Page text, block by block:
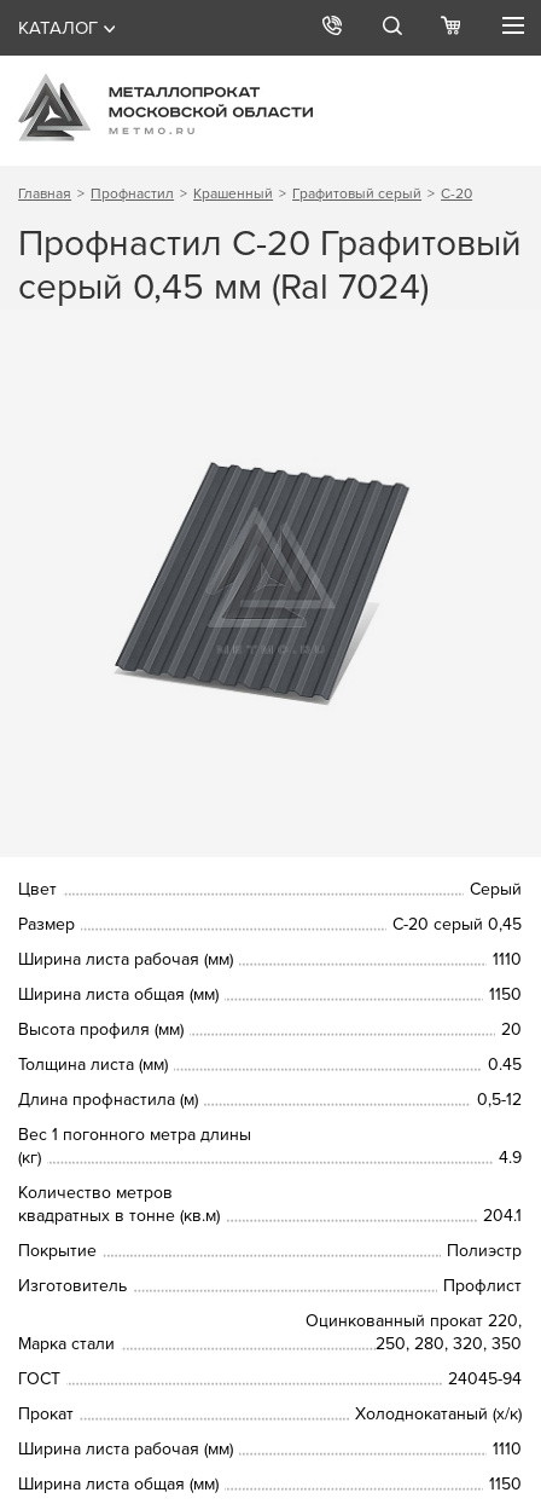
КАТАЛОГ
Главная Профнастил Крашенный Графитовый серый С-20
Профнастил С-20 Графитовый
серый 0,45 мм (Ral 7024)
Цвет
Серый
Размер
С-20 серый 0,45
Ширина листа рабочая (мм)
1110
Ширина листа общая (мм)
1150
Высота профиля (мм)
20
Толщина листа (мм)
0.45
Длина профнастила (м)
0,5-12
Вес 1 погонного метра длины
(кг)
4.9
Количество метров
квадратных в тонне (кв.м)
204.1
Покрытие
Полиэстр
Изготовитель
Профлист
Марка стали
Оцинкованный прокат 220,
250, 280, 320, 350
ГОСТ
24045-94
Прокат
Холоднокатаный (х/к)
Ширина листа рабочая (мм)
1110
Ширина листа общая (мм)
1150